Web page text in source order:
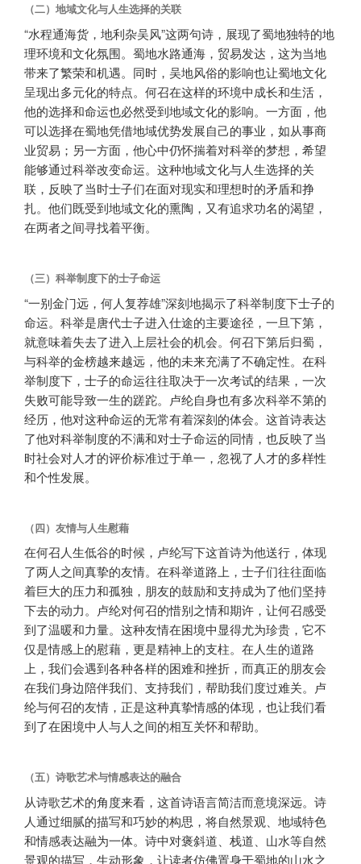
（二）地域文化与人生选择的关联
“水程通海货，地利杂吴风”这两句诗，展现了蜀地独特的地
理环境和文化氛围。蜀地水路通海，贸易发达，这为当地
带来了繁荣和机遇。同时，吴地风俗的影响也让蜀地文化
呈现出多元化的特点。何召在这样的环境中成长和生活，
他的选择和命运也必然受到地域文化的影响。一方面，他
可以选择在蜀地凭借地域优势发展自己的事业，如从事商
业贸易；另一方面，他心中仍怀揣着对科举的梦想，希望
能够通过科举改变命运。这种地域文化与人生选择的关
联，反映了当时士子们在面对现实和理想时的矛盾和挣
扎。他们既受到地域文化的熏陶，又有追求功名的渴望，
在两者之间寻找着平衡。
（三）科举制度下的士子命运
“一别金门远，何人复荐雄”深刻地揭示了科举制度下士子的
命运。科举是唐代士子进入仕途的主要途径，一旦下第，
就意味着失去了进入上层社会的机会。何召下第后归蜀，
与科举的金榜越来越远，他的未来充满了不确定性。在科
举制度下，士子的命运往往取决于一次考试的结果，一次
失败可能导致一生的蹉跎。卢纶自身也有多次科举不第的
经历，他对这种命运的无常有着深刻的体会。这首诗表达
了他对科举制度的不满和对士子命运的同情，也反映了当
时社会对人才的评价标准过于单一，忽视了人才的多样性
和个性发展。
（四）友情与人生慰藉
在何召人生低谷的时候，卢纶写下这首诗为他送行，体现
了两人之间真挚的友情。在科举道路上，士子们往往面临
着巨大的压力和孤独，朋友的鼓励和支持成为了他们坚持
下去的动力。卢纶对何召的惜别之情和期许，让何召感受
到了温暖和力量。这种友情在困境中显得尤为珍贵，它不
仅是情感上的慰藉，更是精神上的支柱。在人生的道路
上，我们会遇到各种各样的困难和挫折，而真正的朋友会
在我们身边陪伴我们、支持我们，帮助我们度过难关。卢
纶与何召的友情，正是这种真挚情感的体现，也让我们看
到了在困境中人与人之间的相互关怀和帮助。
（五）诗歌艺术与情感表达的融合
从诗歌艺术的角度来看，这首诗语言简洁而意境深远。诗
人通过细腻的描写和巧妙的构思，将自然景观、地域特色
和情感表达融为一体。诗中对褒斜道、栈道、山水等自然
景观的描写，生动形象，让读者仿佛置身于蜀地的山水之